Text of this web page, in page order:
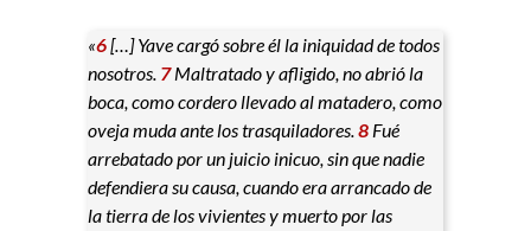
«6[…] Yave cargó sobre él la iniquidad de todos
nosotros. 7 Maltratado y afligido, no abrió la
boca, como cordero llevado al matadero, como
oveja muda ante los trasquiladores.8 Fué
arrebatado por un juicio inicuo, sin que nadie
defendiera su causa, cuando era arrancado de
la tierra de los vivientes y muerto por las